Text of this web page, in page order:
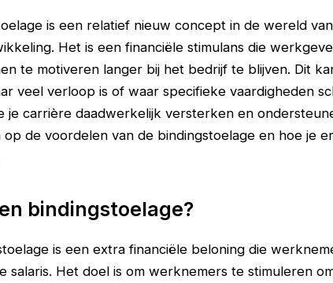
is een relatief nieuw concept in de wereld
Het is een financiële stimulans die
te motiveren langer bij het bedrijf te blijven. Dit
veel verloop is of waar specifieke vaardigheden
je carrière daadwerkelijk versterken en
de voordelen van de bindingstoelage en hoe je
bindingstoelage?
is een extra financiële beloning die
salaris. Het doel is om werknemers te stimuleren